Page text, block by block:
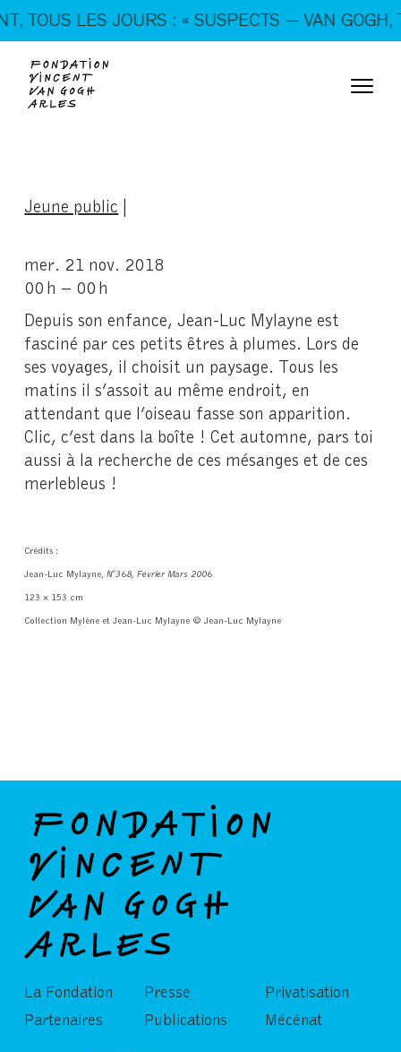
En ce moment, tous les jours : « SUSPECTS — VAN
GOGH, TRICKSTERS & CO. »
TOUS LES JOURS : « SUSPECTS — VAN GOGH,
Jeune public |
mer. 21 nov. 2018
00 h – 00 h
Depuis son enfance, Jean-Luc Mylayne est
fasciné par ces petits êtres à plumes. Lors de
ses voyages, il choisit un paysage. Tous les
matins il s’assoit au même endroit, en
attendant que l’oiseau fasse son apparition.
Clic, c’est dans la boîte ! Cet automne, pars toi
aussi à la recherche de ces mésanges et de ces
merlebleus !
Crédits :
Jean-Luc Mylayne,No368, Février Mars 2006
123 × 153 cm
Collection Mylène et Jean-Luc Mylayne © Jean-Luc Mylayne
La Fondation
Partenaires
Presse
Publications
Privatisation
Mécénat